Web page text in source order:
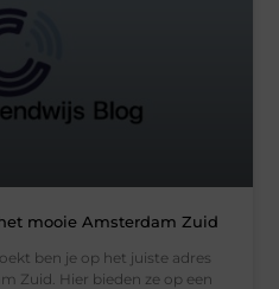
mooie Amsterdam Zuid
ben je op het juiste adres
Zuid. Hier bieden ze op een